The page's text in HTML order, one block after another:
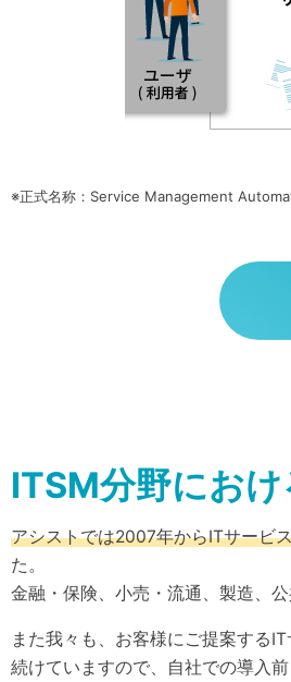
※正式名称：Service Management
ITSM分野にお
アシストでは2007年からITサービ
た。
金融・保険、小売・流通、製造、
また我々も、お客様にご提案する
続けていますので、自社での導入